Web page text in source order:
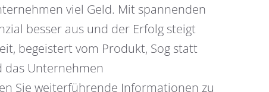
viel Geld. Mit spannenden
besser aus und der Erfolg steigt
begeistert vom Produkt, Sog statt
das Unternehmen
Sie weiterführende Informationen zu